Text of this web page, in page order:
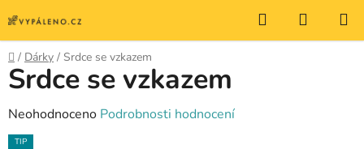
na
obsah
Hledat
KOŠÍK
Domů
/ Dárky / Srdce se vzkazem
Srdce se vzkazem
Průměrné
hodnocení
Neohodnoceno Podrobnosti hodnocení
TIP